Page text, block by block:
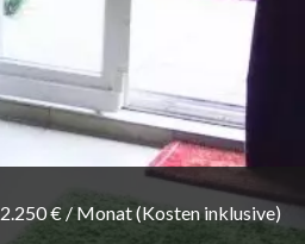
2.250 € / Monat (Kosten inklusive)